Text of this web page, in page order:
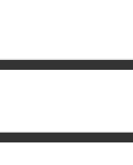
Estrutura das chaves